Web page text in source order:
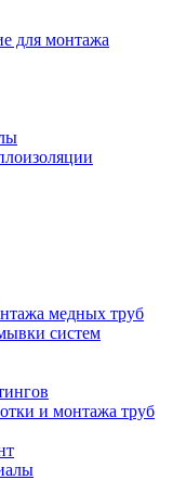
для монтажа
медных труб
систем
и монтажа труб